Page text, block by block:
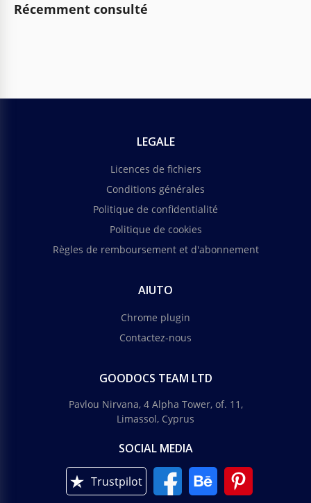
Récemment consulté
LEGALE
Licences de fichiers
Conditions générales
Politique de confidentialité
Politique de cookies
Règles de remboursement et d'abonnement
AIUTO
Chrome plugin
Contactez-nous
GOODOCS TEAM LTD
Pavlou Nirvana, 4 Alpha Tower, of. 11,
Limassol, Cyprus
SOCIAL MEDIA
Trustpilot